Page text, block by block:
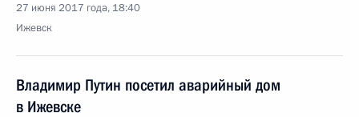
27 июня 2017 года, 18:40
Ижевск
Владимир Путин посетил аварийный дом
в Ижевске